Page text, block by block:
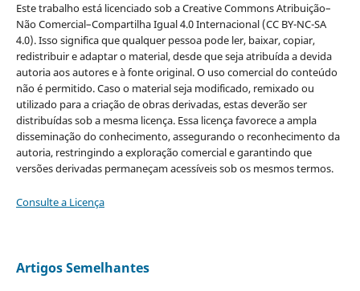
Este trabalho está licenciado sob a Creative Commons Atribuição–
Não Comercial–Compartilha Igual 4.0 Internacional (CC BY-NC-SA
4.0). Isso significa que qualquer pessoa pode ler, baixar, copiar,
redistribuir e adaptar o material, desde que seja atribuída a devida
autoria aos autores e à fonte original. O uso comercial do conteúdo
não é permitido. Caso o material seja modificado, remixado ou
utilizado para a criação de obras derivadas, estas deverão ser
distribuídas sob a mesma licença. Essa licença favorece a ampla
disseminação do conhecimento, assegurando o reconhecimento da
autoria, restringindo a exploração comercial e garantindo que
versões derivadas permaneçam acessíveis sob os mesmos termos.
Consulte a Licença
Artigos Semelhantes